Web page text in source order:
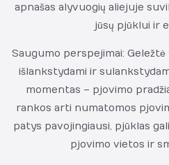
apnašas alyvuogių aliejuje
jūsų pjūklui ir
Saugumo perspejimai:
išlankstydami ir
momentas – pjovimo
rankos arti numatomos
patys pavojingiausi, pjūklas
pjovimo vietos ir